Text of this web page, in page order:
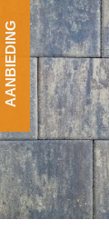
AANBIEDING